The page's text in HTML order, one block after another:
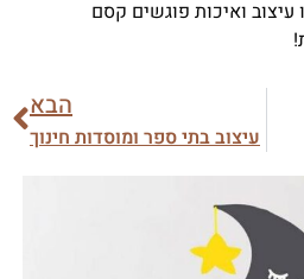
עיצוב ואיכות פוגשים קסם
הבא
עיצוב בתי ספר ומוסדות חינוך